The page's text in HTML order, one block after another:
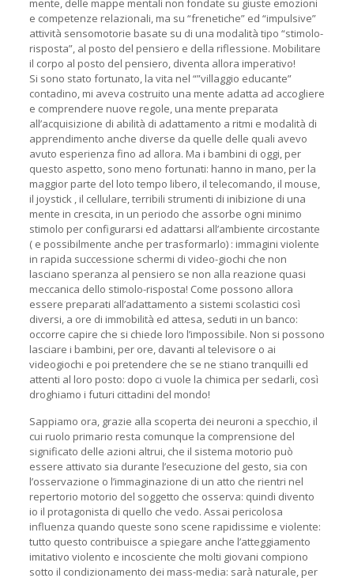
mente, delle mappe mentali non fondate su giuste emozioni
e competenze relazionali, ma su “frenetiche” ed “impulsive”
attività sensomotorie basate su di una modalità tipo “stimolo-
risposta”, al posto del pensiero e della riflessione. Mobilitare
il corpo al posto del pensiero, diventa allora imperativo!
Si sono stato fortunato, la vita nel “”villaggio educante”
contadino, mi aveva costruito una mente adatta ad accogliere
e comprendere nuove regole, una mente preparata
all’acquisizione di abilità di adattamento a ritmi e modalità di
apprendimento anche diverse da quelle delle quali avevo
avuto esperienza fino ad allora. Ma i bambini di oggi, per
questo aspetto, sono meno fortunati: hanno in mano, per la
maggior parte del loto tempo libero, il telecomando, il mouse,
il joystick , il cellulare, terribili strumenti di inibizione di una
mente in crescita, in un periodo che assorbe ogni minimo
stimolo per configurarsi ed adattarsi all’ambiente circostante
( e possibilmente anche per trasformarlo) : immagini violente
in rapida successione schermi di video-giochi che non
lasciano speranza al pensiero se non alla reazione quasi
meccanica dello stimolo-risposta! Come possono allora
essere preparati all’adattamento a sistemi scolastici così
diversi, a ore di immobilità ed attesa, seduti in un banco:
occorre capire che si chiede loro l’impossibile. Non si possono
lasciare i bambini, per ore, davanti al televisore o ai
videogiochi e poi pretendere che se ne stiano tranquilli ed
attenti al loro posto: dopo ci vuole la chimica per sedarli, così
droghiamo i futuri cittadini del mondo!
Sappiamo ora, grazie alla scoperta dei neuroni a specchio, il
cui ruolo primario resta comunque la comprensione del
significato delle azioni altrui, che il sistema motorio può
essere attivato sia durante l’esecuzione del gesto, sia con
l’osservazione o l’immaginazione di un atto che rientri nel
repertorio motorio del soggetto che osserva: quindi divento
io il protagonista di quello che vedo. Assai pericolosa
influenza quando queste sono scene rapidissime e violente:
tutto questo contribuisce a spiegare anche l’atteggiamento
imitativo violento e incosciente che molti giovani compiono
sotto il condizionamento dei mass-media: sarà naturale, per